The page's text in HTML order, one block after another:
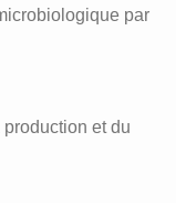
par
et du